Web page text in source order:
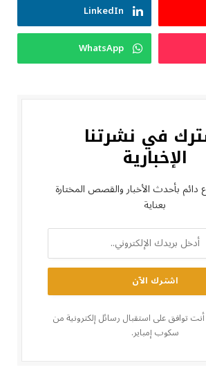
LinkedIn
WhatsApp
في نشرتنا
الإخبارية
دائم بأحدث الأخبار والقصص المختارة
بعناية
توافق على استقبال رسائل إلكترونية من
سكوب إمباير.